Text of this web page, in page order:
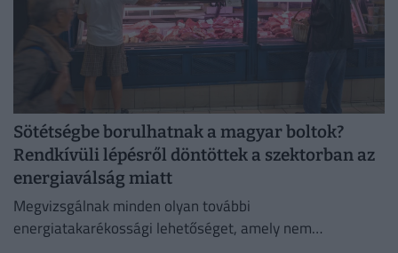
Sötétségbe borulhatnak a magyar boltok?
Rendkívüli lépésről döntöttek a szektorban az
energiaválság miatt
Megvizsgálnak minden olyan további
energiatakarékossági lehetőséget, amely nem